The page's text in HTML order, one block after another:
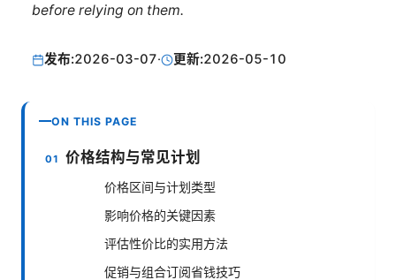
before relying on them.
发布:2026-03-07· 更新:2026-05-10
ON THIS PAGE
价格结构与常见计划
价格区间与计划类型
影响价格的关键因素
评估性价比的实用方法
促销与组合订阅省钱技巧